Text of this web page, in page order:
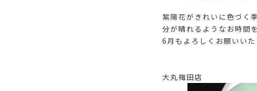
紫陽花がきれいに色づく
分が晴れるようなお時間
6月もよろしくお願いい
大丸梅田店